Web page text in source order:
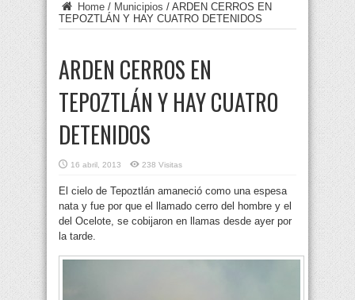
Home / Municipios / ARDEN CERROS EN
TEPOZTLÁN Y HAY CUATRO DETENIDOS
ARDEN CERROS EN
TEPOZTLÁN Y HAY CUATRO
DETENIDOS
16 abril, 2013 238 Visitas
El cielo de Tepoztlán amaneció como una espesa
nata y fue por que el llamado cerro del hombre y el
del Ocelote, se cobijaron en llamas desde ayer por
la tarde.